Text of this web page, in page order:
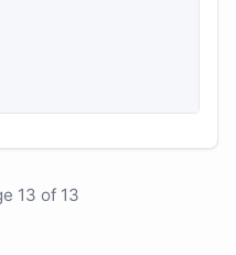
13 of 13